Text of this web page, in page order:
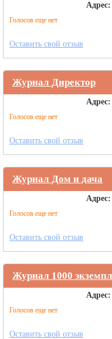
Голосов еще нет
Адрес:
Оставить свой отзыв
Журнал Директор
Голосов еще нет
Адрес:
Оставить свой отзыв
Журнал Дом и дача
Голосов еще нет
Адрес:
Оставить свой отзыв
Журнал 1000
Голосов еще нет
Адрес:
Оставить свой отзыв